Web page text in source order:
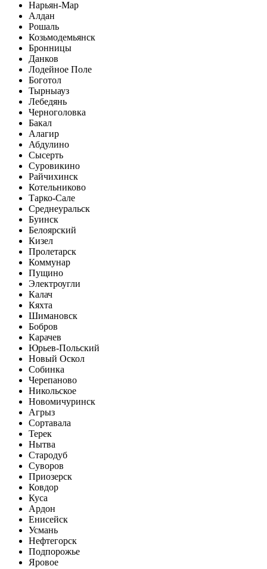
Нарьян-Мар
Алдан
Рошаль
Козьмодемьянск
Бронницы
Данков
Лодейное Поле
Боготол
Тырныауз
Лебедянь
Черноголовка
Бакал
Алагир
Абдулино
Сысерть
Суровикино
Райчихинск
Котельниково
Тарко-Сале
Среднеуральск
Буинск
Белоярский
Кизел
Пролетарск
Коммунар
Пущино
Электроугли
Калач
Кяхта
Шимановск
Бобров
Карачев
Юрьев-Польский
Новый Оскол
Собинка
Черепаново
Никольское
Новомичуринск
Агрыз
Сортавала
Терек
Нытва
Стародуб
Суворов
Приозерск
Ковдор
Куса
Ардон
Енисейск
Усмань
Нефтегорск
Подпорожье
Яровое